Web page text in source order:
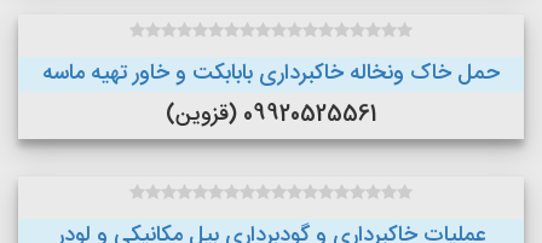
حمل خاک ونخاله خاکبرداری بابابکت و خاور تهیه ماسه
09920525561 (قزوین)
عملیات خاکبرداری و گودبرداری بیل مکانیکی و لودر